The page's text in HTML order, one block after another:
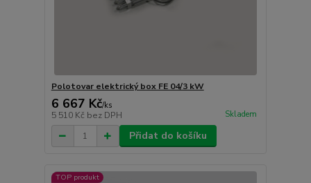
Polotovar elektrický box FE 04/3 kW
6 667 Kč/ks
5 510 Kč bez DPH Skladem
Přidat do košíku
TOP produkt